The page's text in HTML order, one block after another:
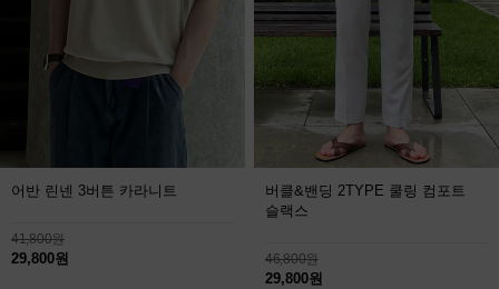
어반 린넨 3버튼 카라니트
41,800원
29,800원
버클&밴딩 2TYPE 쿨링 컴포트
슬랙스
46,800원
29,800원